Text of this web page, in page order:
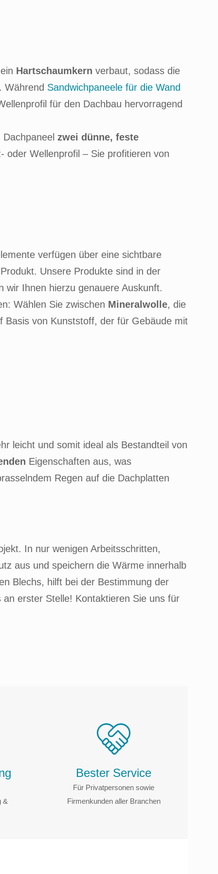
Hartschaumkern verbaut, sodass die
Während Sandwichpaneele für die Wand
für den Dachbau hervorragend
zwei dünne, feste
oder Wellenprofil – Sie profitieren von
verfügen über eine sichtbare
Unsere Produkte sind in der
wir Ihnen hierzu genauere Auskunft.
Wählen Sie zwischen Mineralwolle, die
Basis von Kunststoff, der für Gebäude mit
leicht und somit ideal als Bestandteil von
Eigenschaften aus, was
Regen auf die Dachplatten
In nur wenigen Arbeitsschritten,
aus und speichern die Wärme innerhalb
Blechs, hilft bei der Bestimmung der
erster Stelle! Kontaktieren Sie uns für
&
Bester Service
Für Privatpersonen sowie
Firmenkunden aller Branchen